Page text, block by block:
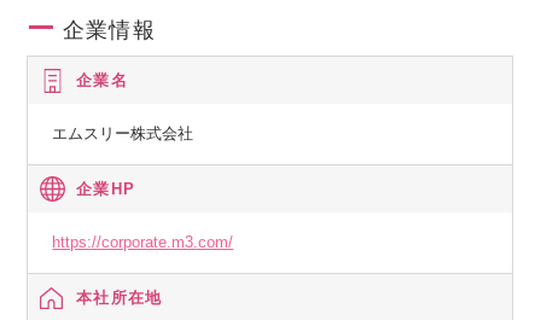
企業情報
企業名
エムスリー株式会社
企業HP
https://corporate.m3.com/
本社所在地